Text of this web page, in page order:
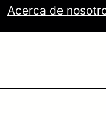
Acerca de